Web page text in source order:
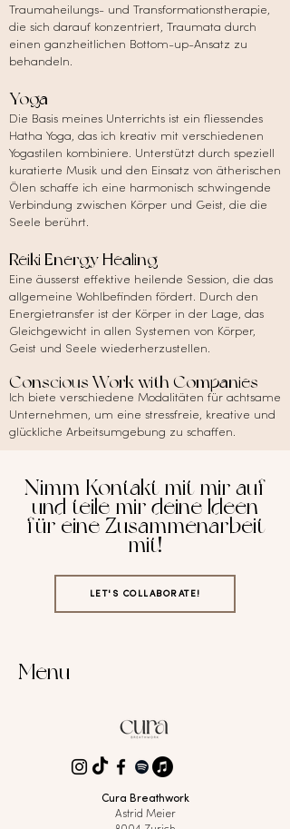
Traumaheilungs- und Transformationstherapie,
die sich darauf konzentriert, Traumata durch
einen ganzheitlichen Bottom-up-Ansatz zu
behandeln.
Yoga
Die Basis meines Unterrichts ist ein fliessendes
Hatha Yoga, das ich kreativ mit verschiedenen
Yogastilen kombiniere. Unterstützt durch speziell
kuratierte Musik und den Einsatz von ätherischen
Ölen schaffe ich eine harmonisch schwingende
Verbindung zwischen Körper und Geist, die die
Seele berührt.
Reiki Energy Healing
Eine äusserst effektive heilende Session, die das
allgemeine Wohlbefinden fördert. Durch den
Energietransfer ist der Körper in der Lage, das
Gleichgewicht in allen Systemen von Körper,
Geist und Seele wiederherzustellen.
Conscious Work with Companies
Ich biete verschiedene Modalitäten für achtsame
Unternehmen, um eine stressfreie, kreative und
glückliche Arbeitsumgebung zu schaffen.
Nimm Kontakt mit mir auf
und teile mir deine Ideen
für eine Zusammenarbeit
mit!
LET'S COLLABORATE!
Menu
Cura Breathwork
Astrid Meier